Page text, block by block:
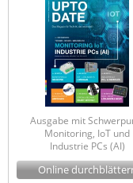
Ausgabe mit
Monitoring, IoT und
Industrie PCs (AI)
Online